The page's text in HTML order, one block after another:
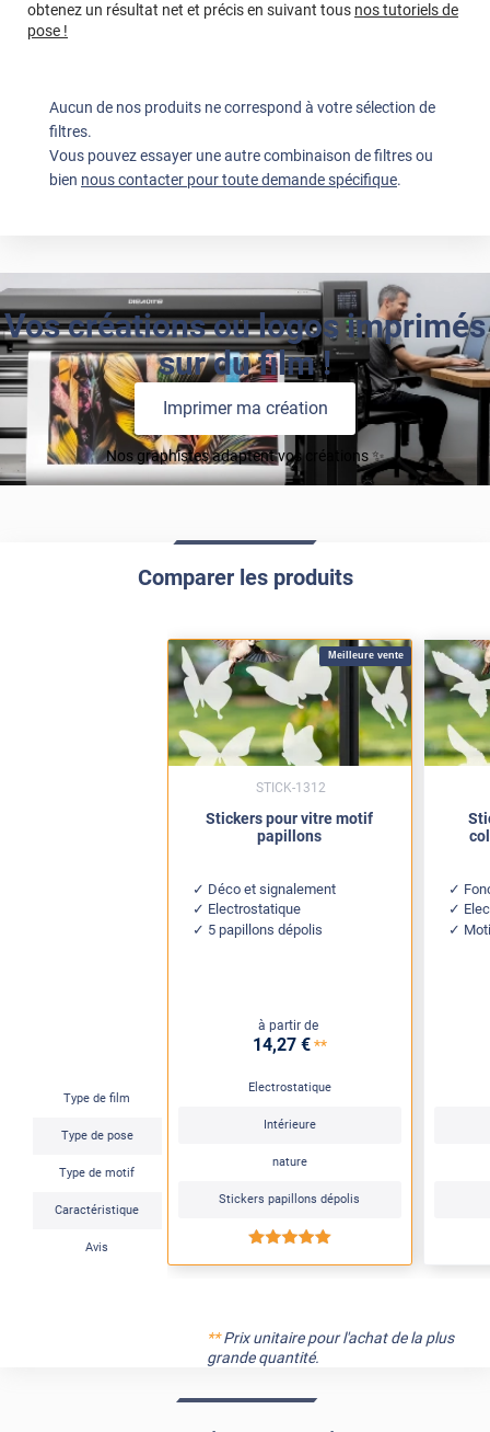
obtenez un résultat net et précis en suivant tous nos tutoriels de
pose !
Aucun de nos produits ne correspond à votre sélection de
filtres.
Vous pouvez essayer une autre combinaison de filtres ou
bien nous contacter pour toute demande spécifique.
Vos créations ou logos imprimés
sur du film !
Imprimer ma création
Nos graphistes adaptent vos créations ✨
Comparer les produits
Type de film
Type de pose
Type de motif
Caractéristique
Avis
Meilleure vente
Stickers pour vitre motif
papillons
Déco et signalement
Electrostatique
5 papillons dépolis
à partir de
14,27 €**
Electrostatique
Intérieure
nature
Stickers papillons dépolis
*****
STICK-1312
**Prix unitaire pour l'achat de la plus
grande quantité.